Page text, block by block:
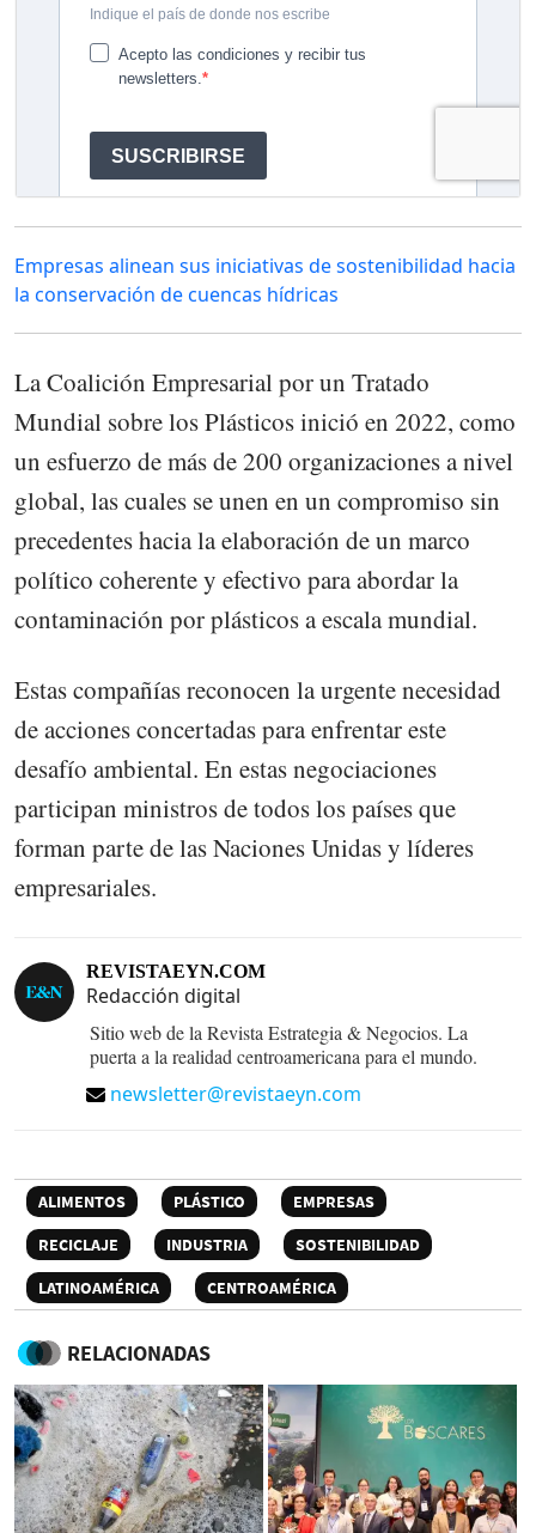
Empresas alinean sus iniciativas de sostenibilidad hacia
la conservación de cuencas hídricas
La Coalición Empresarial por un Tratado
Mundial sobre los Plásticos inició en 2022, como
un esfuerzo de más de 200 organizaciones a nivel
global, las cuales se unen en un compromiso sin
precedentes hacia la elaboración de un marco
político coherente y efectivo para abordar la
contaminación por plásticos a escala mundial.
Estas compañías reconocen la urgente necesidad
de acciones concertadas para enfrentar este
desafío ambiental. En estas negociaciones
participan ministros de todos los países que
forman parte de las Naciones Unidas y líderes
empresariales.
REVISTAEYN.COM
Redacción digital
Sitio web de la Revista Estrategia & Negocios. La
puerta a la realidad centroamericana para el mundo.
newsletter@revistaeyn.com
ALIMENTOS PLÁSTICO
EMPRESAS
RECICLAJE
INDUSTRIA
SOSTENIBILIDAD
LATINOAMÉRICA
CENTROAMÉRICA
RELACIONADAS